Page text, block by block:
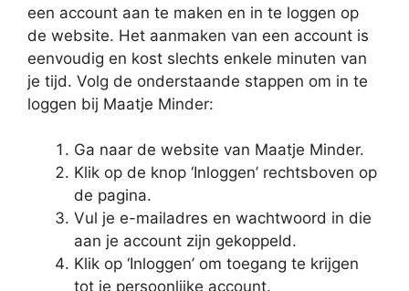
een account aan te maken en in te loggen op
de website. Het aanmaken van een account is
eenvoudig en kost slechts enkele minuten van
je tijd. Volg de onderstaande stappen om in te
loggen bij Maatje Minder:
Ga naar de website van Maatje Minder.
Klik op de knop ‘Inloggen’ rechtsboven op
de pagina.
Vul je e-mailadres en wachtwoord in die
aan je account zijn gekoppeld.
Klik op ‘Inloggen’ om toegang te krijgen
tot je persoonlijke account.